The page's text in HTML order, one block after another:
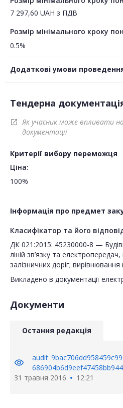
7 297,60 UAH з ПДВ
Розмір мінімального кроку
0.5%
Додаткові умови проведення
Тендерна
open_in_new
Як учасник може впливати
документації
Критерії вибору переможця
Ціна:
100%
Інформація про предмет
Класифікатор та його
ДК 021:2015: 45230000-8 —
ліній зв’язку та
залізничних доріг;
Викладено в документації
Документи
Остання редакція
visibility
31 травня 2016
12:21